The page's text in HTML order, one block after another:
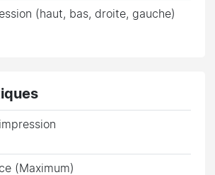
(haut, bas, droite, gauche)
(Maximum)